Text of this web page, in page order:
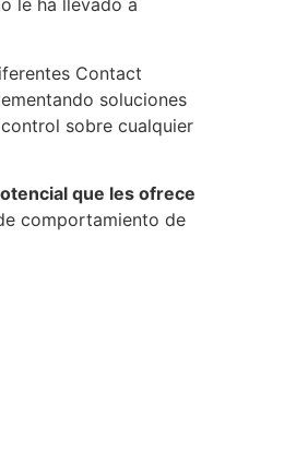
le ha llevado a
Contact
soluciones
sobre cualquier
que les ofrece
comportamiento de